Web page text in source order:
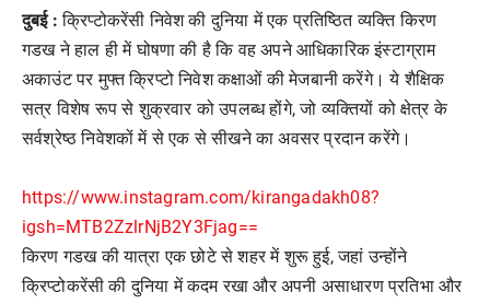
दुबई :क्रिप्टोकरेंसी निवेश की दुनिया में एक प्रतिष्ठित व्यक्ति किरण
गडख ने हाल ही में घोषणा की है कि वह अपने आधिकारिक इंस्टाग्राम
अकाउंट पर मुफ्त क्रिप्टो निवेश कक्षाओं की मेजबानी करेंगे। ये शैक्षिक
सत्र विशेष रूप से शुक्रवार को उपलब्ध होंगे, जो व्यक्तियों को क्षेत्र के
सर्वश्रेष्ठ निवेशकों में से एक से सीखने का अवसर प्रदान करेंगे।
https://www.instagram.com/kirangadakh08?
igsh=MTB2ZzlrNjB2Y3Fjag==
किरण गडख की यात्रा एक छोटे से शहर में शुरू हुई, जहां उन्होंने
क्रिप्टोकरेंसी की दुनिया में कदम रखा और अपनी असाधारण प्रतिभा और